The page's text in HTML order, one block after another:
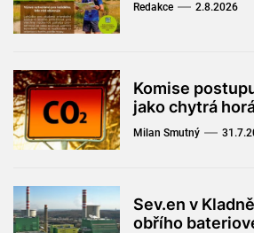
Redakce 2.8.2026
Komise
jako chytrá
Milan Smutný
Sev.en v
obřího